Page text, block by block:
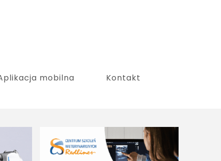
mobilna Kontakt